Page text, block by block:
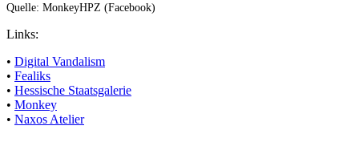
Quelle: MonkeyHPZ (Facebook)
Links:
• Digital Vandalism
• Fealiks
• Hessische Staatsgalerie
• Monkey
• Naxos Atelier